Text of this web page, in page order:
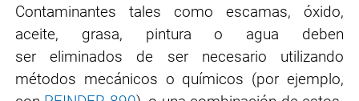
Contaminantes tales como escamas, óxido,
aceite, grasa, pintura o agua deben
ser eliminados de ser necesario utilizando
métodos mecánicos o químicos (por ejemplo,